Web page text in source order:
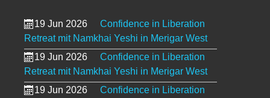
19 Jun 2026
Confidence in Liberation
Retreat mit Namkhai Yeshi in Merigar West
19 Jun 2026
Confidence in Liberation
Retreat mit Namkhai Yeshi in Merigar West
19 Jun 2026
Confidence in Liberation